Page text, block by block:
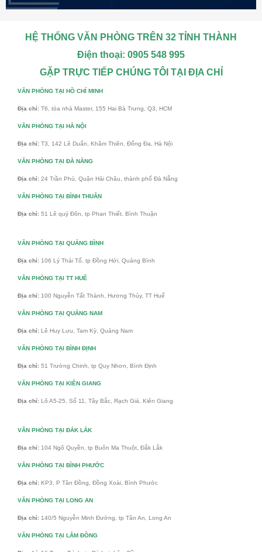
HỆ THỐNG VĂN PHÒNG TRÊN 32 TỈNH THÀNH
Điện thoại: 0905 548 995
GẶP TRỰC TIẾP CHÚNG TÔI TẠI ĐỊA CHỈ
VĂN PHÒNG TẠI HỒ CHÍ MINH
Địa chỉ: T6, tòa nhà Master, 155 Hai Bà Trưng, Q3, HCM
VĂN PHÒNG TẠI HÀ NỘI
Địa chỉ: T3, 142 Lê Duẩn, Khâm Thiên, Đống Đa, Hà Nội
VĂN PHÒNG TẠI ĐÀ NẴNG
Địa chỉ: 24 Trần Phú, Quận Hải Châu, thành phố Đà Nẵng
VĂN PHÒNG TẠI BÌNH THUÂN
Địa chỉ: 51 Lê quý Đôn, tp Phan Thiết, Bình Thuận
VĂN PHÒNG TẠI QUẢNG BÌNH
Địa chỉ: 106 Lý Thái Tổ, tp Đồng Hới, Quảng Bình
VĂN PHÒNG TẠI TT HUẾ
Địa chỉ: 100 Nguyễn Tất Thành, Hương Thủy, TT Huế
VĂN PHÒNG TẠI QUẢNG NAM
Địa chỉ: Lê Huy Lưu, Tam Kỳ, Quảng Nam
VĂN PHÒNG TẠI BÌNH ĐỊNH
Địa chỉ: 51 Trường Chinh, tp Quy Nhơn, Bình Định
VĂN PHÒNG TẠI KIÊN GIANG
Địa chỉ: Lô A5-25, Số 11, Tây Bắc, Rạch Giá, Kiên Giang
VĂN PHÒNG TẠI ĐẮK LẮK
Địa chỉ: 104 Ngô Quyền, tp Buôn Ma Thuột, Đắk Lắk
VĂN PHÒNG TẠI BÌNH PHƯỚC
Địa chỉ: KP3, P Tân Đồng, Đồng Xoài, Bình Phước
VĂN PHÒNG TẠI LONG AN
Địa chỉ: 140/5 Nguyễn Minh Đường, tp Tân An, Long An
VĂN PHÒNG TẠI LÂM ĐỒNG